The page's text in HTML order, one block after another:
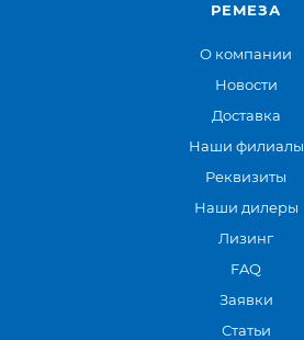
РЕМЕЗА
О компании
Новости
Доставка
Наши филиалы
Реквизиты
Наши дилеры
Лизинг
FAQ
Заявки
Статьи